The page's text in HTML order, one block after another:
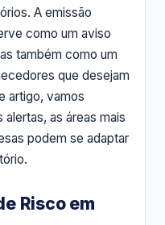
A emissão
como um aviso
também como um
que desejam
artigo, vamos
as áreas mais
podem se adaptar
Risco em